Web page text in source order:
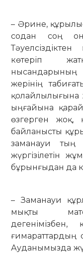
– Әрине,
содан соң
көтеріп
нысандарының
жерінің
қолайлылығына
ыңғайына
өзгерген жоқ,
байланысты
заманауи тың
жүргізілетін
бұрынғыдан да
– Заманауи
мықты
ғимараттардың
Ауданымызда